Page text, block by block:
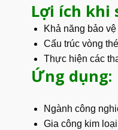
Lợi ích khi
Khả năng bảo
Cấu trúc vòng
Thực hiện các
Ứng dụng:
Ngành công
Gia công kim loại